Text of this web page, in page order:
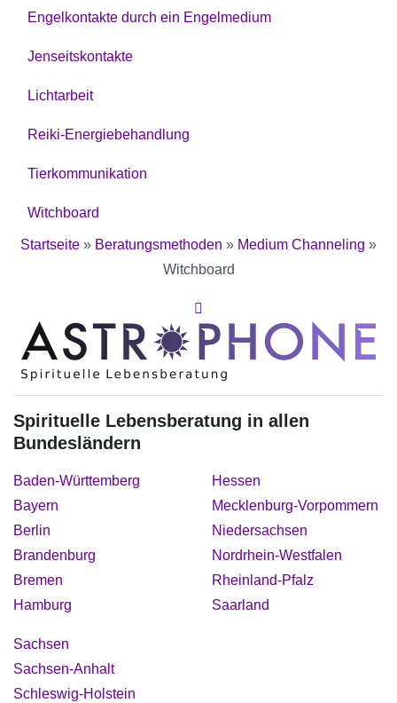
Engelkontakte durch ein Engelmedium
Jenseitskontakte
Lichtarbeit
Reiki-Energiebehandlung
Tierkommunikation
Witchboard
Startseite » Beratungsmethoden » Medium Channeling »
Witchboard
Spirituelle Lebensberatung in allen
Bundesländern
Baden-Württemberg
Bayern
Berlin
Brandenburg
Bremen
Hamburg
Hessen
Mecklenburg-Vorpommern
Niedersachsen
Nordrhein-Westfalen
Rheinland-Pfalz
Saarland
Sachsen
Sachsen-Anhalt
Schleswig-Holstein